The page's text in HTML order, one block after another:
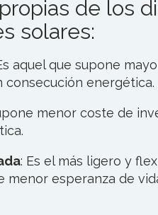
de los
solares:
aquel que supone
consecución energética.
menor coste de
: Es el más ligero y
menor esperanza de